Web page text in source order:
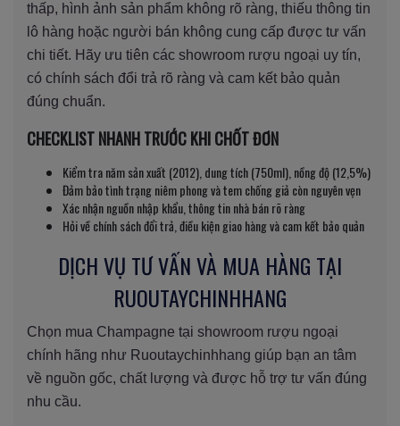
thấp, hình ảnh sản phẩm không rõ ràng, thiếu thông tin
lô hàng hoặc người bán không cung cấp được tư vấn
chi tiết. Hãy ưu tiên các showroom rượu ngoại uy tín,
có chính sách đổi trả rõ ràng và cam kết bảo quản
đúng chuẩn.
CHECKLIST NHANH TRƯỚC KHI CHỐT ĐƠN
Kiểm tra năm sản xuất (2012), dung tích (750ml), nồng độ (12,5%)
Đảm bảo tình trạng niêm phong và tem chống giả còn nguyên vẹn
Xác nhận nguồn nhập khẩu, thông tin nhà bán rõ ràng
Hỏi về chính sách đổi trả, điều kiện giao hàng và cam kết bảo quản
DỊCH VỤ TƯ VẤN VÀ MUA HÀNG TẠI
RUOUTAYCHINHHANG
Chọn mua Champagne tại showroom rượu ngoại
chính hãng như Ruoutaychinhhang giúp bạn an tâm
về nguồn gốc, chất lượng và được hỗ trợ tư vấn đúng
nhu cầu.